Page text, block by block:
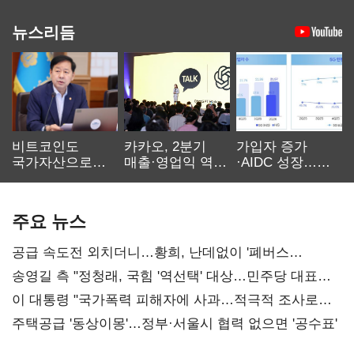
뉴스리듬
비트코인도
국가자산으로…'
카카오, 2분기
매출·영업익 역대
가입자 증가
·AIDC 성장…
주요 뉴스
공급 속도전 외치더니…황희, 난데없이 '폐버스
리모델링' 제안
송영길 측 "정청래, 국힘 '역선택' 대상…민주당 대표로
총선 지휘 못해"
이 대통령 "국가폭력 피해자에 사과…적극적 조사로
진실 밝혀야"
주택공급 '동상이몽'…정부·서울시 협력 없으면 '공수표'